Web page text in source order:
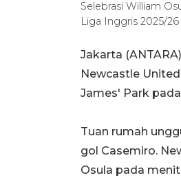
Selebrasi William
Liga Inggris 2025/
Jakarta
Newcastle
James' Park
Tuan rumah
gol Casemiro.
Osula pada